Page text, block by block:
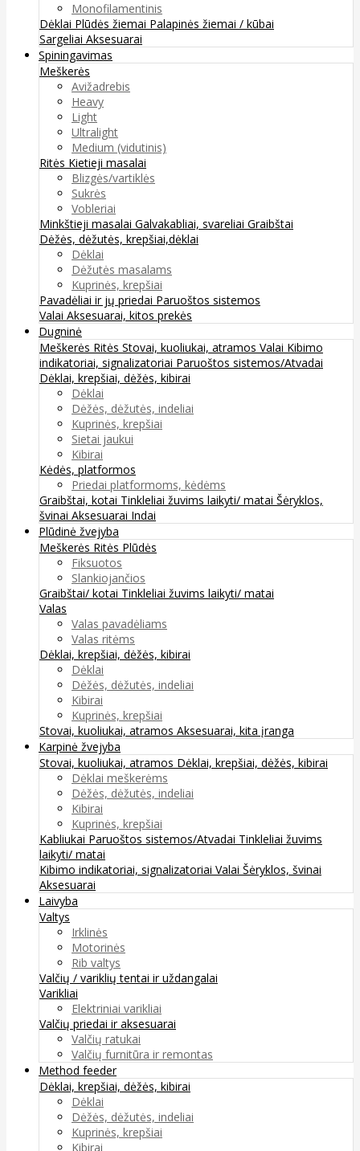
Monofilamentinis
Dėklai Plūdės žiemai Palapinės žiemai / kūbai
Sargeliai Aksesuarai
Spiningavimas
Meškerės
Avižadrebis
Heavy
Light
Ultralight
Medium (vidutinis)
Ritės Kietieji masalai
Blizgės/vartiklės
Sukrės
Vobleriai
Minkštieji masalai Galvakabliai, svareliai Graibštai
Dėžės, dėžutės, krepšiai,dėklai
Dėklai
Dėžutės masalams
Kuprinės, krepšiai
Pavadėliai ir jų priedai Paruoštos sistemos
Valai Aksesuarai, kitos prekės
Dugninė
Meškerės Ritės Stovai, kuoliukai, atramos Valai Kibimo
indikatoriai, signalizatoriai Paruoštos sistemos/Atvadai
Dėklai, krepšiai, dėžės, kibirai
Dėklai
Dėžės, dėžutės, indeliai
Kuprinės, krepšiai
Sietai jaukui
Kibirai
Kėdės, platformos
Priedai platformoms, kėdėms
Graibštai, kotai Tinkleliai žuvims laikyti/ matai Šėryklos,
švinai Aksesuarai Indai
Plūdinė žvejyba
Meškerės Ritės Plūdės
Fiksuotos
Slankiojančios
Graibštai/ kotai Tinkleliai žuvims laikyti/ matai
Valas
Valas pavadėliams
Valas ritėms
Dėklai, krepšiai, dėžės, kibirai
Dėklai
Dėžės, dėžutės, indeliai
Kibirai
Kuprinės, krepšiai
Stovai, kuoliukai, atramos Aksesuarai, kita įranga
Karpinė žvejyba
Stovai, kuoliukai, atramos Dėklai, krepšiai, dėžės, kibirai
Dėklai meškerėms
Dėžės, dėžutės, indeliai
Kibirai
Kuprinės, krepšiai
Kabliukai Paruoštos sistemos/Atvadai Tinkleliai žuvims
laikyti/ matai
Kibimo indikatoriai, signalizatoriai Valai Šėryklos, švinai
Aksesuarai
Laivyba
Valtys
Irklinės
Motorinės
Rib valtys
Valčių / variklių tentai ir uždangalai
Varikliai
Elektriniai varikliai
Valčių priedai ir aksesuarai
Valčių ratukai
Valčių furnitūra ir remontas
Method feeder
Dėklai, krepšiai, dėžės, kibirai
Dėklai
Dėžės, dėžutės, indeliai
Kuprinės, krepšiai
Kibirai